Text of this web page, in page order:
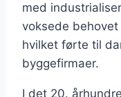
med
voksede
hvilket førte til
byggefirmaer.
I det 20.